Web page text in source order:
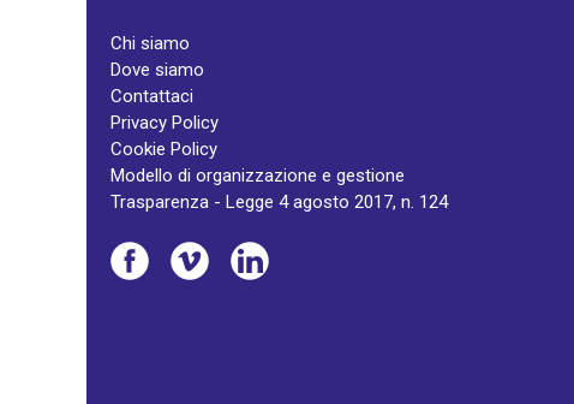
Chi siamo
Dove siamo
Contattaci
Privacy Policy
Cookie Policy
Modello di organizzazione e gestione
Trasparenza - Legge 4 agosto 2017, n. 124